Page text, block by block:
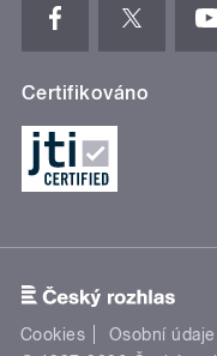
Certifikováno
Cookies Osobní údaje